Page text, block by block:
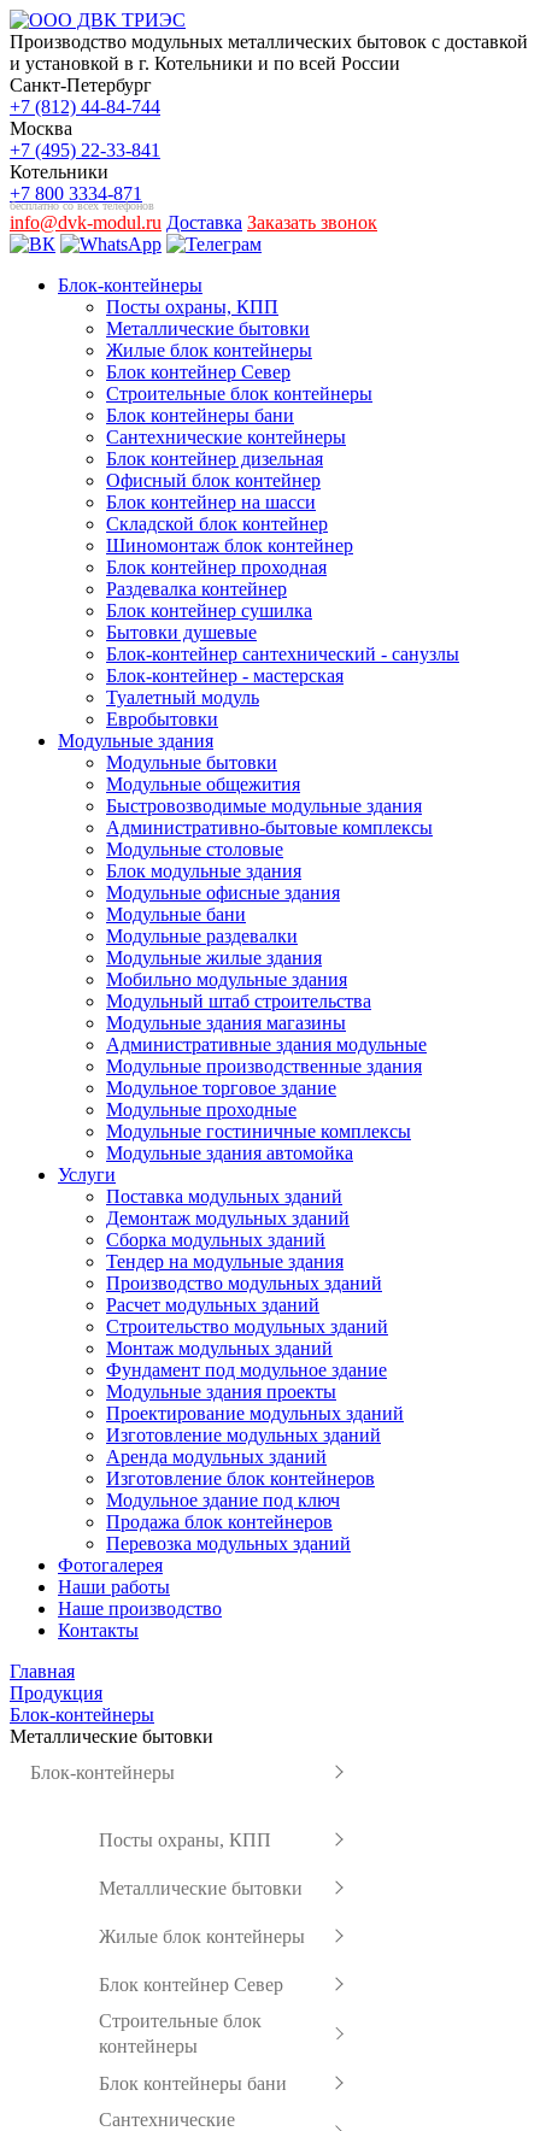
Производство модульных металлических бытовок с доставкой
и установкой в г. Котельники и по всей России
Санкт-Петербург
+7 (812) 44-84-744
Москва
+7 (495) 22-33-841
Котельники
+7 800 3334-871
бесплатно со всех телефонов
info@dvk-modul.ru Доставка Заказать звонок
Блок-контейнеры
Посты охраны, КПП
Металлические бытовки
Жилые блок контейнеры
Блок контейнер Север
Строительные блок контейнеры
Блок контейнеры бани
Сантехнические контейнеры
Блок контейнер дизельная
Офисный блок контейнер
Блок контейнер на шасси
Складской блок контейнер
Шиномонтаж блок контейнер
Блок контейнер проходная
Раздевалка контейнер
Блок контейнер сушилка
Бытовки душевые
Блок-контейнер сантехнический - санузлы
Блок-контейнер - мастерская
Туалетный модуль
Евробытовки
Модульные здания
Модульные бытовки
Модульные общежития
Быстровозводимые модульные здания
Административно-бытовые комплексы
Модульные столовые
Блок модульные здания
Модульные офисные здания
Модульные бани
Модульные раздевалки
Модульные жилые здания
Мобильно модульные здания
Модульный штаб строительства
Модульные здания магазины
Административные здания модульные
Модульные производственные здания
Модульное торговое здание
Модульные проходные
Модульные гостиничные комплексы
Модульные здания автомойка
Услуги
Поставка модульных зданий
Демонтаж модульных зданий
Сборка модульных зданий
Тендер на модульные здания
Производство модульных зданий
Расчет модульных зданий
Строительство модульных зданий
Монтаж модульных зданий
Фундамент под модульное здание
Модульные здания проекты
Проектирование модульных зданий
Изготовление модульных зданий
Аренда модульных зданий
Изготовление блок контейнеров
Модульное здание под ключ
Продажа блок контейнеров
Перевозка модульных зданий
Фотогалерея
Наши работы
Наше производство
Контакты
Главная
Продукция
Блок-контейнеры
Металлические бытовки
Блок-контейнеры
Посты охраны, КПП
Металлические бытовки
Жилые блок контейнеры
Блок контейнер Север
Строительные блок
контейнеры
Блок контейнеры бани
Сантехнические